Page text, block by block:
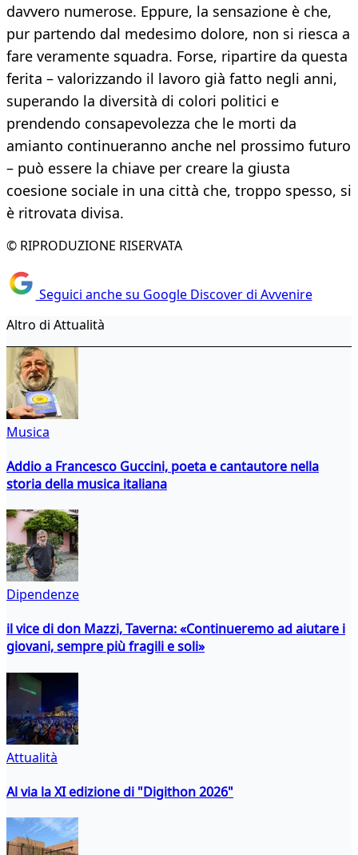
davvero numerose. Eppure, la sensazione è che,
pur partendo dal medesimo dolore, non si riesca a
fare veramente squadra. Forse, ripartire da questa
ferita – valorizzando il lavoro già fatto negli anni,
superando la diversità di colori politici e
prendendo consapevolezza che le morti da
amianto continueranno anche nel prossimo futuro
– può essere la chiave per creare la giusta
coesione sociale in una città che, troppo spesso, si
è ritrovata divisa.
© RIPRODUZIONE RISERVATA
Seguici anche su Google Discover di Avvenire
Altro di Attualità
Musica
Addio a Francesco Guccini, poeta e cantautore nella
storia della musica italiana
Dipendenze
il vice di don Mazzi, Taverna: «Continueremo ad aiutare i
giovani, sempre più fragili e soli»
Attualità
Al via la XI edizione di "Digithon 2026"